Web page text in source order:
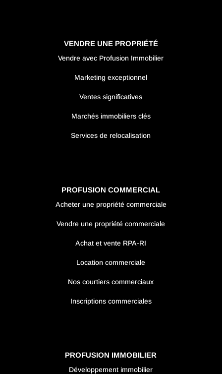
VENDRE UNE PROPRIÉTÉ
Vendre avec Profusion Immobilier
Marketing exceptionnel
Ventes significatives
Marchés immobiliers clés
Services de relocalisation
PROFUSION COMMERCIAL
Acheter une propriété commerciale
Vendre une propriété commerciale
Achat et vente RPA-RI
Location commerciale
Nos courtiers commerciaux
Inscriptions commerciales
PROFUSION IMMOBILIER
Développement immobilier